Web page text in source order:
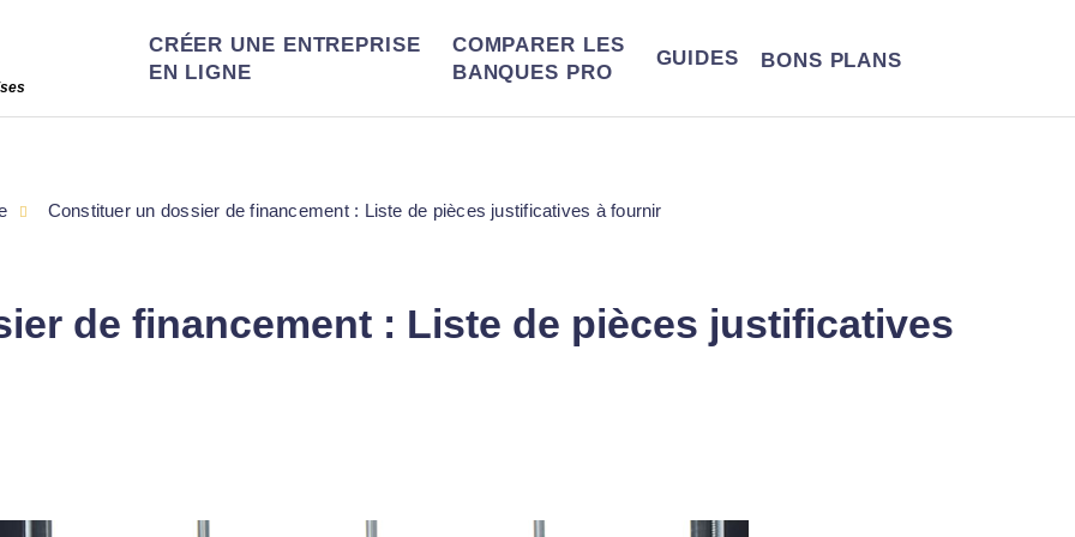
CRÉER UNE ENTREPRISE
EN LIGNE
COMPARER LES
BANQUES PRO
GUIDES BONS PLANS
de financement : Liste de pièces justificatives
Constituer un dossier de financement : Liste de pièces justificatives à fournir